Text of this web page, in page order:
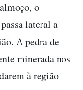
o
lateral a
A pedra de
minerada nos
à região